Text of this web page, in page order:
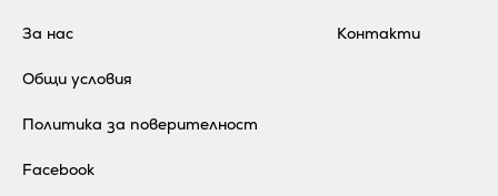
За нас
Общи условия
Политика за поверителност
Контакти
Facebook